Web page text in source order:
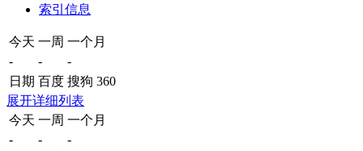
索引信息
今天 一周 一个月
-
-
-
日期 百度 搜狗 360
展开详细列表
今天 一周 一个月
-
-
-